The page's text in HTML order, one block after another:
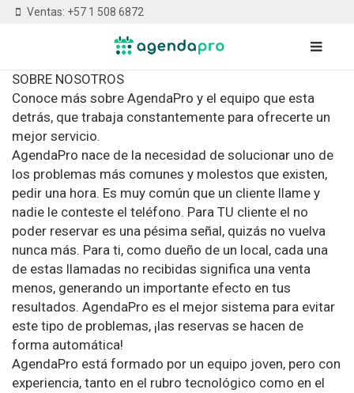
Ventas: +57 1 508 6872
SOBRE NOSOTROS
Conoce más sobre AgendaPro y el equipo que esta
detrás, que trabaja constantemente para ofrecerte un
mejor servicio.
AgendaPro nace de la necesidad de solucionar uno de
los problemas más comunes y molestos que existen,
pedir una hora. Es muy común que un cliente llame y
nadie le conteste el teléfono. Para TU cliente el no
poder reservar es una pésima señal, quizás no vuelva
nunca más. Para ti, como dueño de un local, cada una
de estas llamadas no recibidas significa una venta
menos, generando un importante efecto en tus
resultados. AgendaPro es el mejor sistema para evitar
este tipo de problemas, ¡las reservas se hacen de
forma automática!
AgendaPro está formado por un equipo joven, pero con
experiencia, tanto en el rubro tecnológico como en el